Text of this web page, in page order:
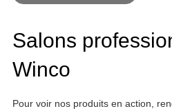
Salons
Winco
Pour voir nos produits en action,